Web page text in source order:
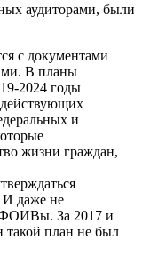
аудиторами, были
с документами
В планы
2024 годы
действующих
и
жизни граждан,
И даже не
ФОИВы. За 2017 и
такой план не был